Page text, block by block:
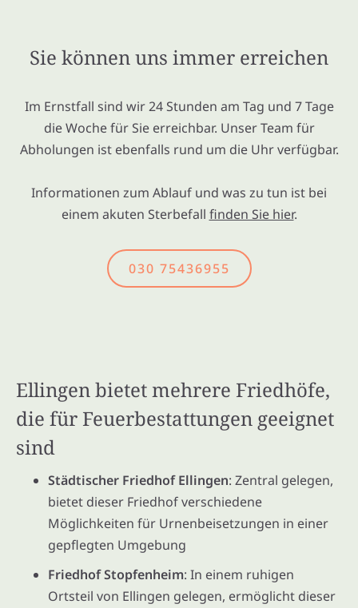
Sie können uns immer erreichen
Im Ernstfall sind wir 24 Stunden am Tag und 7 Tage
die Woche für Sie erreichbar. Unser Team für
Abholungen ist ebenfalls rund um die Uhr verfügbar.
Informationen zum Ablauf und was zu tun ist bei
einem akuten Sterbefall finden Sie hier.
030 75436955
Ellingen bietet mehrere Friedhöfe,
die für Feuerbestattungen geeignet
sind
Städtischer Friedhof Ellingen: Zentral gelegen,
bietet dieser Friedhof verschiedene
Möglichkeiten für Urnenbeisetzungen in einer
gepflegten Umgebung
Friedhof Stopfenheim: In einem ruhigen
Ortsteil von Ellingen gelegen, ermöglicht dieser